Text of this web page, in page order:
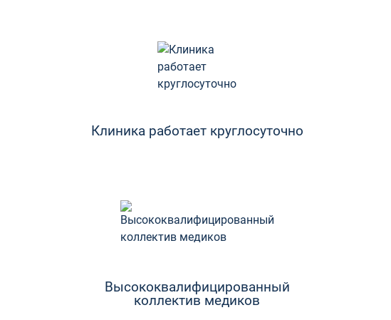
Клиника работает круглосуточно
Высококвалифицированный
коллектив медиков